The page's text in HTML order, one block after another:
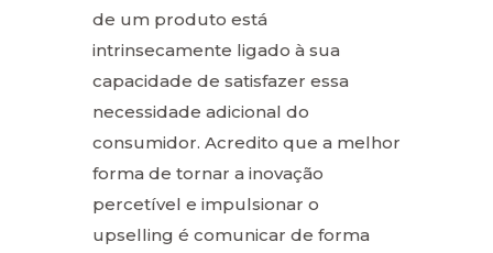
de um produto está
intrinsecamente ligado à sua
capacidade de satisfazer essa
necessidade adicional do
consumidor. Acredito que a melhor
forma de tornar a inovação
percetível e impulsionar o
upselling é comunicar de forma